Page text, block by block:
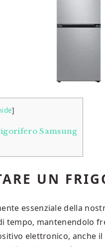
]
Samsung
UN
essenziale della
tempo, mantenendolo
elettronico, anche